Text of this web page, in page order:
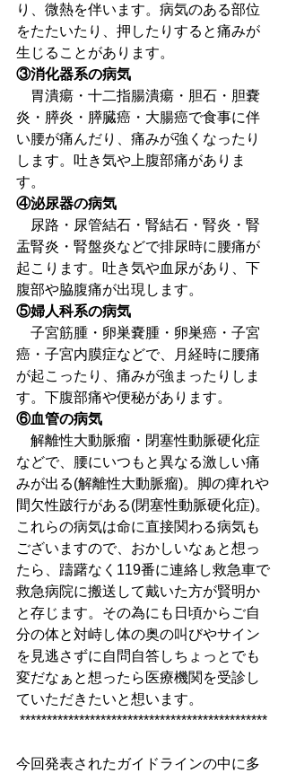
り、微熱を伴います。病気のある部位
をたたいたり、押したりすると痛みが
生じることがあります。
③消化器系の病気
胃潰瘍・十二指腸潰瘍・胆石・胆嚢
炎・膵炎・膵臓癌・大腸癌で食事に伴
い腰が痛んだり、痛みが強くなったり
します。吐き気や上腹部痛がありま
す。
④泌尿器の病気
尿路・尿管結石・腎結石・腎炎・腎
盂腎炎・腎盤炎などで排尿時に腰痛が
起こります。吐き気や血尿があり、下
腹部や脇腹痛が出現します。
⑤婦人科系の病気
子宮筋腫・卵巣嚢腫・卵巣癌・子宮
癌・子宮内膜症などで、月経時に腰痛
が起こったり、痛みが強まったりしま
す。下腹部痛や便秘があります。
⑥血管の病気
解離性大動脈瘤・閉塞性動脈硬化症
などで、腰にいつもと異なる激しい痛
みが出る(解離性大動脈瘤)。脚の痺れや
間欠性跛行がある(閉塞性動脈硬化症)。
これらの病気は命に直接関わる病気も
ございますので、おかしいなぁと想っ
たら、躊躇なく119番に連絡し救急車で
救急病院に搬送して戴いた方が賢明か
と存じます。その為にも日頃からご自
分の体と対峙し体の奥の叫びやサイン
を見逃さずに自問自答しちょっとでも
変だなぁと想ったら医療機関を受診し
ていただきたいと想います。
**********************************************
今回発表されたガイドラインの中に多